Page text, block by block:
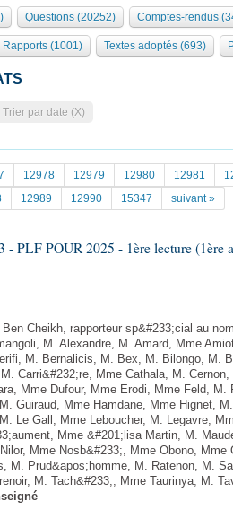
organes
des lois
des lois
des Présidents Bureau Collège des
clés
de l'Assemblée ... )
publics
Bourbon
Questions (20252) Comptes-rendus
Rapports (1001) Textes adoptés (693)
Trier par date (X)
12978 12979 12980 12981
12989 12990 15347 suivant »
- PLF POUR 2025 - 1ère lecture (1ère
Cheikh, rapporteur sp&#233;cial au
M. Alexandre, M. Amard, Mme
M. Bernalicis, M. Bex, M. Bilongo, M.
Carri&#232;re, Mme Cathala, M.
Mme Dufour, Mme Erodi, Mme Feld, M.
Guiraud, Mme Hamdane, Mme Hignet,
Le Gall, Mme Leboucher, M. Legavre,
Mme &#201;lisa Martin, M.
Mme Nosb&#233;, Mme Obono,
M. Prud&apos;homme, M. Ratenon, M.
M. Tach&#233;, Mme Taurinya, M.